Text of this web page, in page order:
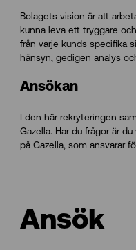
Bolagets vision är att
kunna leva ett tryggare
från varje kunds specifika
hänsyn, gedigen analys
Ansökan
I den här rekryteringen
Gazella. Har du frågor är
på Gazella, som ansvarar